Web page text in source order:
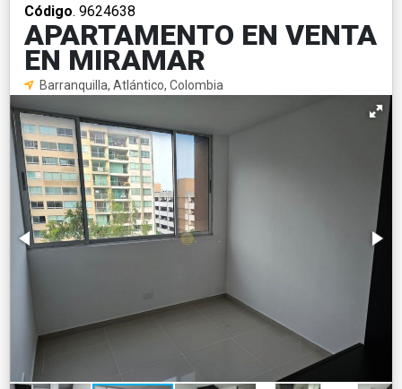
Código. 9624638
APARTAMENTO EN VENTA
EN MIRAMAR
Barranquilla, Atlántico, Colombia